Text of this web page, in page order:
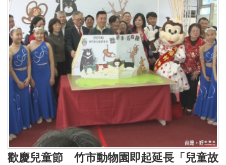
歡慶兒童節 竹市動物園即起延長「兒童故